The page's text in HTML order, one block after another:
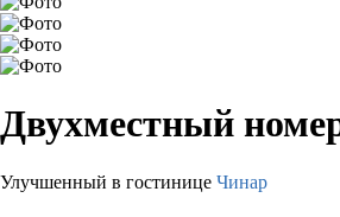
Двухместный
Улучшенный в гостинице Чинар